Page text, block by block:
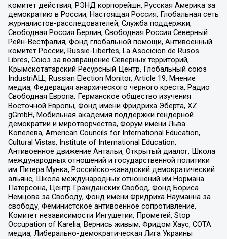
комитет действия, РЭНД корпорейшн, Русская Америка за
демократию в России, Настоящая Россия, Глобальная сеть
журналистов-расследователей, Служба поддержки,
Свободная Россия Берлин, Свободная Россия Северный
Рейн-Вестфалия, Фонд глобальной помощи, Антивоенный
комитет России, Russie-Libertes, La Asocicion de Rusos
Libres, Союз за возвращение Северных территорий,
Крымскотатарский Ресурсный Центр, Глобальный союз
IndustriALL, Russian Election Monitor, Article 19, Мнение
медиа, Федерация анархического черного креста, Радио
Свободная Европа, Германское общество изучения
Восточной Европы, Фонд имени Фридриха Эберта, XZ
gGmbH, Мобильная академия поддержки гендерной
демократии и миротворчества, Форум имени Льва
Копелева, American Councils for International Education,
Cultural Vistas, Institute of International Education,
Антивоенное движение Антальи, Открытый диалог, Школа
международных отношений и государственной политики
им Питера Мунка, Российско-канадский демократический
альянс, Школа международных отношений им Нормана
Патерсона, Центр Гражданских Свобод, Фонд Бориса
Немцова за Свободу, Фонд имени Фридриха Науманна за
свободу, Феминистское антивоенное сопротивление,
Комитет независимости Ингушетии, Прометей, Stop
Occupation of Karelia, Вернись живым, Фридом Хаус, СОТА
медиа, Либерально-демократическая Лига Украины